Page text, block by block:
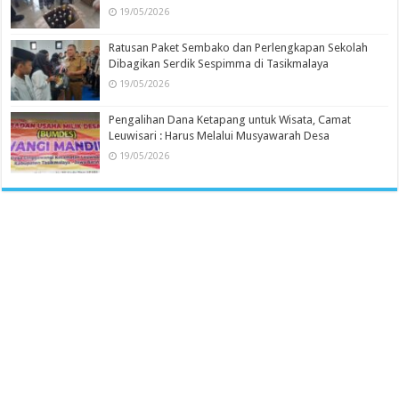
19/05/2026
Ratusan Paket Sembako dan Perlengkapan Sekolah
Dibagikan Serdik Sespimma di Tasikmalaya
19/05/2026
Pengalihan Dana Ketapang untuk Wisata, Camat
Leuwisari : Harus Melalui Musyawarah Desa
19/05/2026